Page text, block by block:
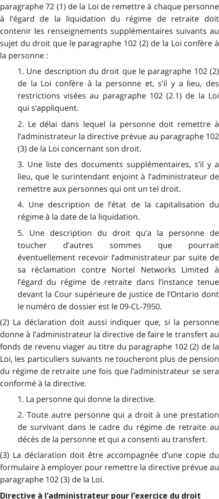
paragraphe 72 (1) de la Loi de remettre à chaque personne
à l’égard de la liquidation du régime de retraite doit
contenir les renseignements supplémentaires suivants au
sujet du droit que le paragraphe 102 (2) de la Loi confère à
la personne :
1. Une description du droit que le paragraphe 102 (2)
de la Loi confère à la personne et, s’il y a lieu, des
restrictions visées au paragraphe 102 (2.1) de la Loi
qui s’appliquent.
2. Le délai dans lequel la personne doit remettre à
l’administrateur la directive prévue au paragraphe 102
(3) de la Loi concernant son droit.
3. Une liste des documents supplémentaires, s’il y a
lieu, que le surintendant enjoint à l’administrateur de
remettre aux personnes qui ont un tel droit.
4. Une description de l’état de la capitalisation du
régime à la date de la liquidation.
5. Une description du droit qu’a la personne de
toucher d’autres sommes que pourrait
éventuellement recevoir l’administrateur par suite de
sa réclamation contre Nortel Networks Limited à
l’égard du régime de retraite dans l’instance tenue
devant la Cour supérieure de justice de l’Ontario dont
le numéro de dossier est le 09-CL-7950.
(2) La déclaration doit aussi indiquer que, si la personne
donne à l’administrateur la directive de faire le transfert au
fonds de revenu viager au titre du paragraphe 102 (2) de la
Loi, les particuliers suivants ne toucheront plus de pension
du régime de retraite une fois que l’administrateur se sera
conformé à la directive.
1. La personne qui donne la directive.
2. Toute autre personne qui a droit à une prestation
de survivant dans le cadre du régime de retraite au
décès de la personne et qui a consenti au transfert.
(3) La déclaration doit être accompagnée d’une copie du
formulaire à employer pour remettre la directive prévue au
paragraphe 102 (3) de la Loi.
Directive à l’administrateur pour l’exercice du droit